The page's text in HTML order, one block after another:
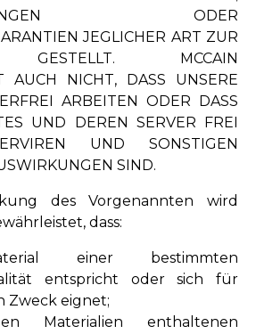
ODER
JEGLICHER ART ZUR
GESTELLT. MCCAIN
AUCH NICHT, DASS UNSERE
ARBEITEN ODER DASS
UND DEREN SERVER FREI
UND SONSTIGEN
SIND.
des Vorgenannten wird
dass:
einer bestimmten
entspricht oder sich für
Zweck eignet;
enthaltenen